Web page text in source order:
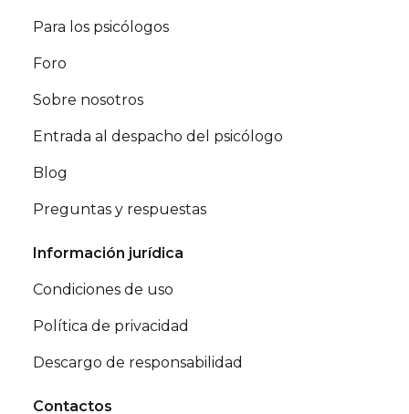
Para los psicólogos
Foro
Sobre nosotros
Entrada al despacho del psicólogo
Blog
Preguntas y respuestas
Información jurídica
Condiciones de uso
Política de privacidad
Descargo de responsabilidad
Contactos